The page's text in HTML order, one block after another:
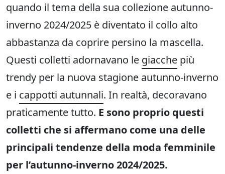
quando il tema della sua collezione autunno-
inverno 2024/2025 è diventato il collo alto
abbastanza da coprire persino la mascella.
Questi colletti adornavano le giacche più
trendy per la nuova stagione autunno-inverno
e i cappotti autunnali. In realtà, decoravano
praticamente tutto. E sono proprio questi
colletti che si affermano come una delle
principali tendenze della moda femminile
per l’autunno-inverno 2024/2025.